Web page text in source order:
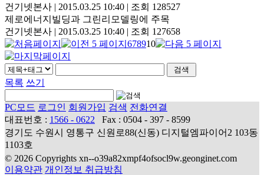
건기넷본사 | 2015.03.25 10:40 | 조회 128527
제로에너지빌딩과 그린리모델링에 주목
건기넷본사 | 2015.03.25 10:40 | 조회 127658
678910
목록 쓰기
PC모드 로그인 회원가입 검색 전화연결
대표번호 : 1566 - 0622
Fax : 0504 - 397 - 8599
경기도 수원시 영통구 신원로88(신동) 디지털엠파이어2 103동
1103호
© 2026 Copyrights xn--o39a82xmpf4ofsocl9w.geonginet.com
이용약관 개인정보 취급방침